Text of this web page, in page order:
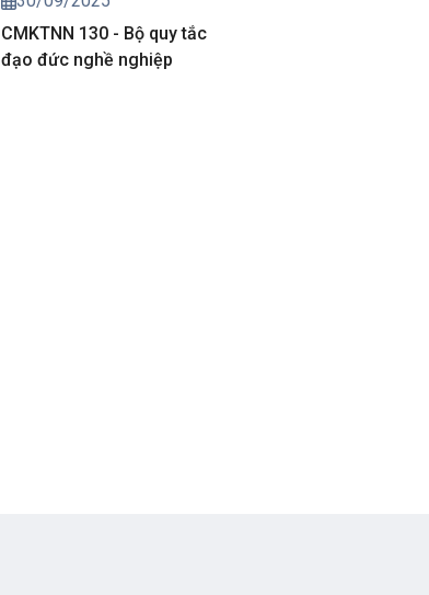
CMKTNN 130 - Bộ quy tắc
đạo đức nghề nghiệp